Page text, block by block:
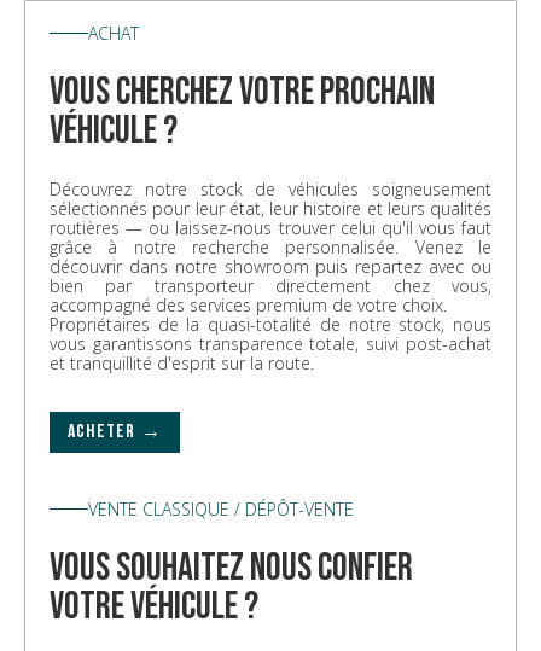
ACHAT
vous cherchez votre prochain
véhicule ?
Découvrez notre stock de véhicules soigneusement
sélectionnés pour leur état, leur histoire et leurs qualités
routières — ou laissez-nous trouver celui qu'il vous faut
grâce à notre recherche personnalisée. Venez le
découvrir dans notre showroom puis repartez avec ou
bien par transporteur directement chez vous,
accompagné des services premium de votre choix.
Propriétaires de la quasi-totalité de notre stock, nous
vous garantissons transparence totale, suivi post-achat
et tranquillité d'esprit sur la route.
ACHETER →
VENTE CLASSIQUE / DÉPÔT-VENTE
vous souhaitez nous confier
votre véhicule ?